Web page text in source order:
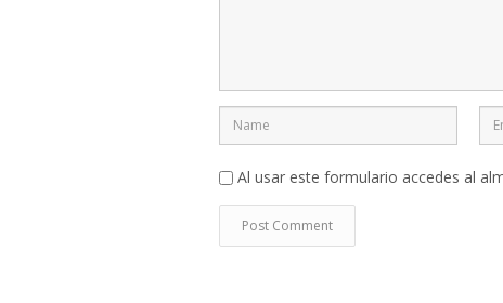
Al usar este formulario accedes al